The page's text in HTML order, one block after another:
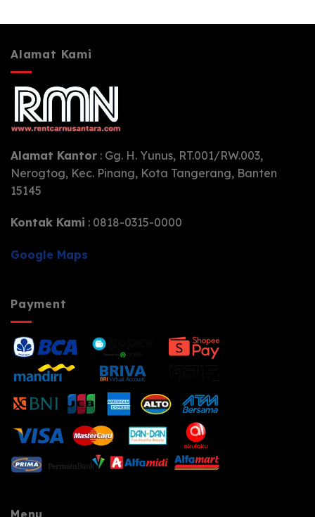
Alamat Kami
Alamat Kantor : Gg. H. Yunus, RT.001/RW.003,
Nerogtog, Kec. Pinang, Kota Tangerang, Banten
15145
Kontak Kami : 0818-0315-0000
Google Maps
Payment